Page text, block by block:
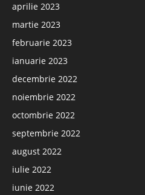
aprilie 2023
martie 2023
februarie 2023
ianuarie 2023
decembrie 2022
noiembrie 2022
octombrie 2022
septembrie 2022
august 2022
iulie 2022
iunie 2022